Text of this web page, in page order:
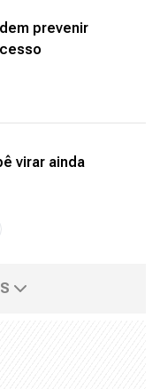
prevenir
virar ainda